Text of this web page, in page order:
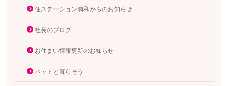
住ステーション浦和からのお知らせ
社長のブログ
お住まい情報更新のお知らせ
ペットと暮らそう